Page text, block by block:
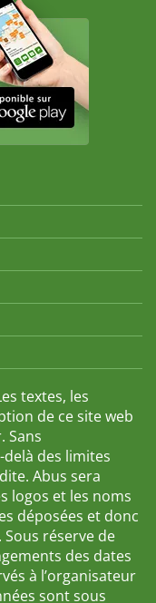
textes, les
de ce site web
Sans
des limites
Abus sera
logos et les noms
déposées et donc
réserve de
des dates
à l’organisateur
sont sous